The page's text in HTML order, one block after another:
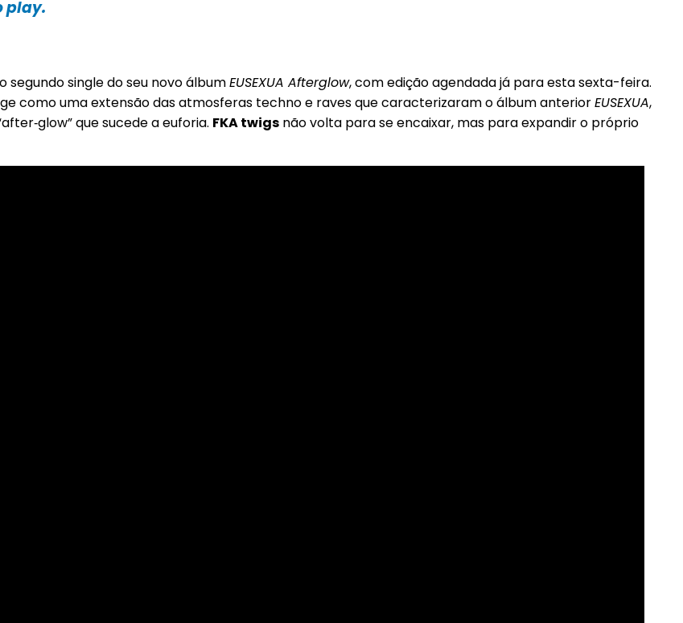
play.
segundo single do seu novo álbumEUSEXUA Afterglow, com edição agendada já para esta sexta-feira.
como uma extensão das atmosferas techno e raves que caracterizaram o álbum anteriorEUSEXUA,
que sucede a euforia. FKA twigs não volta para se encaixar, mas para expandir o próprio